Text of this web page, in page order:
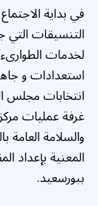
في بداية
التنسيقات التي
لخدمات
استعدادات و
انتخابات مجلس
غرفة عمليات
والسلامة
المعنية بإعداد
ببورسعيد.